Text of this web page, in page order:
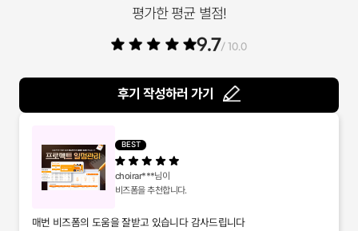
평가한 평균 별점!
9.7/ 10.0
후기 작성하러 가기
BEST
choirar***님이
비즈폼을 추천합니다.
매번 비즈폼의 도움을 잘받고 있습니다 감사드립니다